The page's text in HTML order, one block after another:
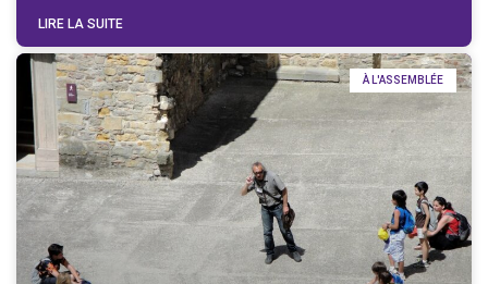
LIRE LA SUITE
À L'ASSEMBLÉE